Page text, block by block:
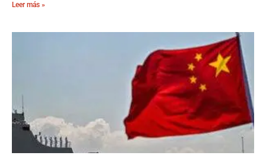
Leer más »